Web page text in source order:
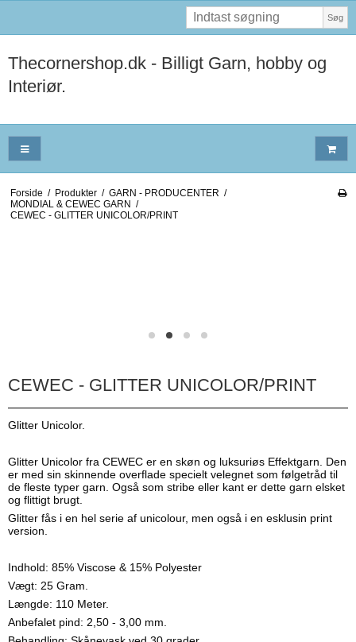
Søg
Thecornershop.dk - Billigt Garn, hobby og
Interiør.
Forside / Produkter / GARN - PRODUCENTER /
MONDIAL & CEWEC GARN /
CEWEC - GLITTER UNICOLOR/PRINT
CEWEC - GLITTER UNICOLOR/PRINT
Glitter Unicolor.
Glitter Unicolor fra CEWEC er en skøn og luksuriøs Effektgarn. Den
er med sin skinnende overflade specielt velegnet som følgetråd til
de fleste typer garn. Også som stribe eller kant er dette garn elsket
og flittigt brugt.
Glitter fås i en hel serie af unicolour, men også i en esklusin print
version.
Indhold: ​85% Viscose & 15% Polyester
Vægt: 25 Gram.
Længde: 110 Meter.
Anbefalet pind: 2,50 - 3,00 mm.